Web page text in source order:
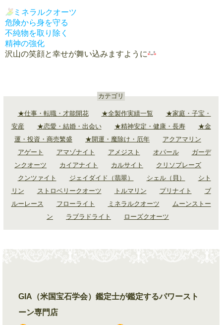
ミネラルクオーツ
危険から身を守る
不純物を取り除く
精神の強化
沢山の笑顔と幸せが舞い込みますように
カテゴリ
★仕事・転職・才能開花 ★全製作実績一覧
★家庭・子宝・
安産
★恋愛・結婚・出会い ★精神安定・健康・長寿
★金
運・投資・商売繁盛
★開運・魔除け・厄年
アクアマリン
アゲート
アマゾナイト アメジスト オパール
ガーデ
ンクオーツ
カイアナイト カルサイト
クリソプレーズ
クンツァイト
ジェイダイド（翡翠） シェル（貝）
シト
リン
ストロベリークオーツ トルマリン プリナイト
ブ
ルーレース
フローライト ミネラルクオーツ
ムーンストー
ン
ラブラドライト ローズクオーツ
GIA（米国宝石学会）鑑定士が鑑定するパワースト
ーン専門店